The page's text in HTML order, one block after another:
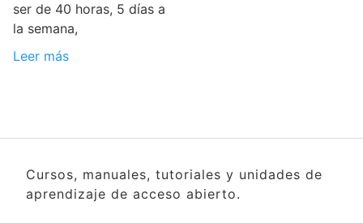
ser de 40 horas, 5 días a
la semana,
Leer más
Cursos, manuales, tutoriales y unidades de
aprendizaje de acceso abierto.